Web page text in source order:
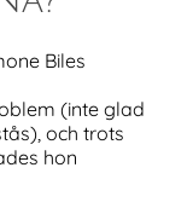
Biles
(inte glad
och trots
hon